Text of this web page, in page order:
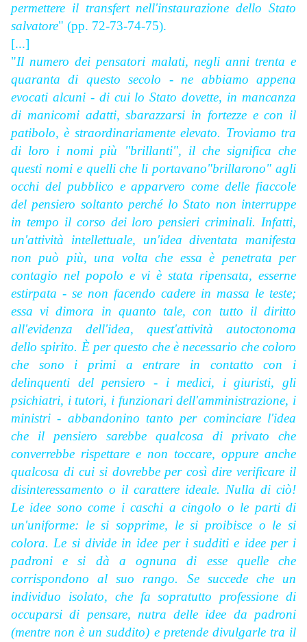
permettere il transfert nell'instaurazione dello Stato
salvatore" (pp. 72-73-74-75).
[...]
"Il numero dei pensatori malati, negli anni trenta e
quaranta di questo secolo - ne abbiamo appena
evocati alcuni - di cui lo Stato dovette, in mancanza
di manicomi adatti, sbarazzarsi in fortezze e con il
patibolo, è straordinariamente elevato. Troviamo tra
di loro i nomi più "brillanti", il che significa che
questi nomi e quelli che li portavano"brillarono" agli
occhi del pubblico e apparvero come delle fiaccole
del pensiero soltanto perché lo Stato non interruppe
in tempo il corso dei loro pensieri criminali. Infatti,
un'attività intellettuale, un'idea diventata manifesta
non può più, una volta che essa è penetrata per
contagio nel popolo e vi è stata ripensata, esserne
estirpata - se non facendo cadere in massa le teste;
essa vi dimora in quanto tale, con tutto il diritto
all'evidenza dell'idea, quest'attività autoctonoma
dello spirito. È per questo che è necessario che coloro
che sono i primi a entrare in contatto con i
delinquenti del pensiero - i medici, i giuristi, gli
psichiatri, i tutori, i funzionari dell'amministrazione, i
ministri - abbandonino tanto per cominciare l'idea
che il pensiero sarebbe qualcosa di privato che
converrebbe rispettare e non toccare, oppure anche
qualcosa di cui si dovrebbe per così dire verificare il
disinteressamento o il carattere ideale. Nulla di ciò!
Le idee sono come i caschi a cingolo o le parti di
un'uniforme: le si sopprime, le si proibisce o le si
colora. Le si divide in idee per i sudditi e idee per i
padroni e si dà a ognuna di esse quelle che
corrispondono al suo rango. Se succede che un
individuo isolato, che fa sopratutto professione di
occuparsi di pensare, nutra delle idee da padroni
(mentre non è un suddito) e pretende divulgarle tra il